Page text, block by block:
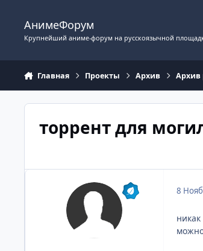
АнимеФорум
Крупнейший аниме-форум на русскоязычной
Главная Проекты Архив Архив
торрент для
8